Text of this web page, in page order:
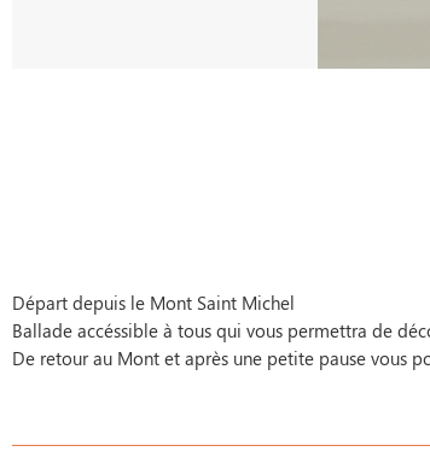
Départ depuis le Mont Saint Michel
Ballade accéssible à tous qui vous permettra de
De retour au Mont et après une petite pause vous